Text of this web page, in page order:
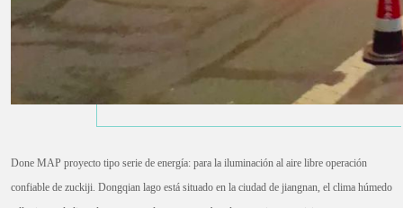
Done MAP proyecto tipo serie de energía: para la iluminación al aire libre operación
confiable de zuckiji. Dongqian lago está situado en la ciudad de jiangnan, el clima húmedo